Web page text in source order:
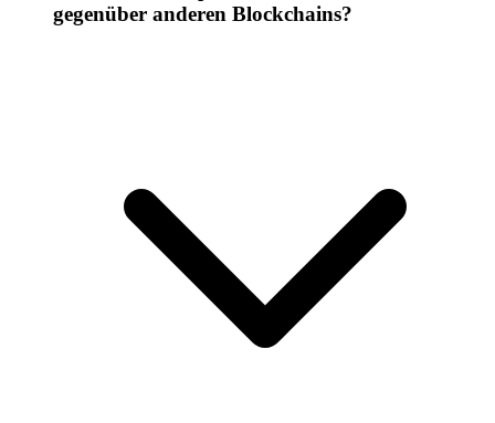
gegenüber anderen Blockchains?